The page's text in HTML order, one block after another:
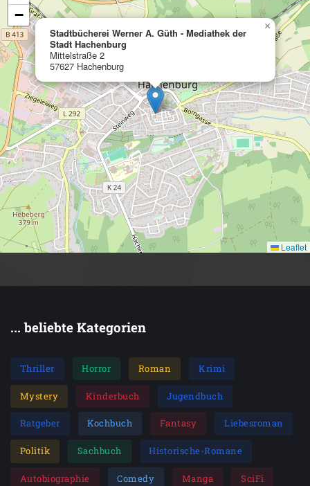
Stadtbücherei Werner A. Güth - Mediathek der
Stadt Hachenburg
Mittelstraße 2
57627 Hachenburg
×
−
Leaflet
... beliebte Kategorien
Thriller Horror Roman Krimi
Mystery Kinderbuch Jugendbuch
Ratgeber Kochbuch Fantasy Liebesroman
Politik Sachbuch Historische-Romane
Autobiographie Comedy Manga SciFi